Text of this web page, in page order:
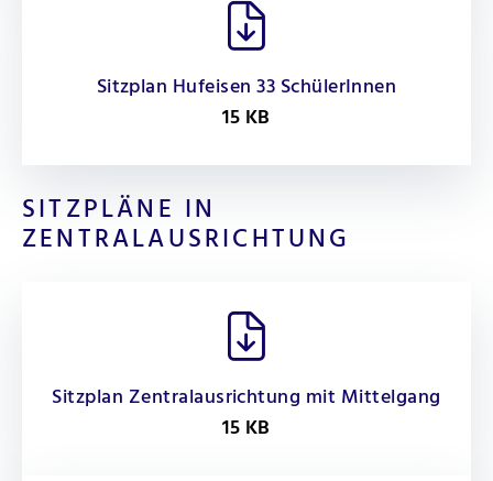
Sitzplan Hufeisen 33 SchülerInnen
15 KB
SITZPLÄNE IN
ZENTRALAUSRICHTUNG
Sitzplan Zentralausrichtung mit Mittelgang
15 KB